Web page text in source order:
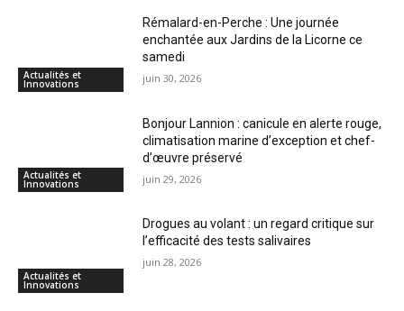
Actualités et
Innovations
Rémalard-en-Perche : Une journée
enchantée aux Jardins de la Licorne ce
samedi
juin 30, 2026
Actualités et
Innovations
Bonjour Lannion : canicule en alerte rouge,
climatisation marine d’exception et chef-
d’œuvre préservé
juin 29, 2026
Actualités et
Innovations
Drogues au volant : un regard critique sur
l’efficacité des tests salivaires
juin 28, 2026